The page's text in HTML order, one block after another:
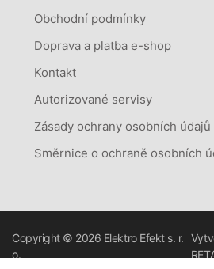
Obchodní podmínky
Doprava a platba e-shop
Kontakt
Autorizované servisy
Zásady ochrany osobních údajů
Směrnice o ochraně osobních
Copyright © 2026 Elektro Efekt s. r.
o.